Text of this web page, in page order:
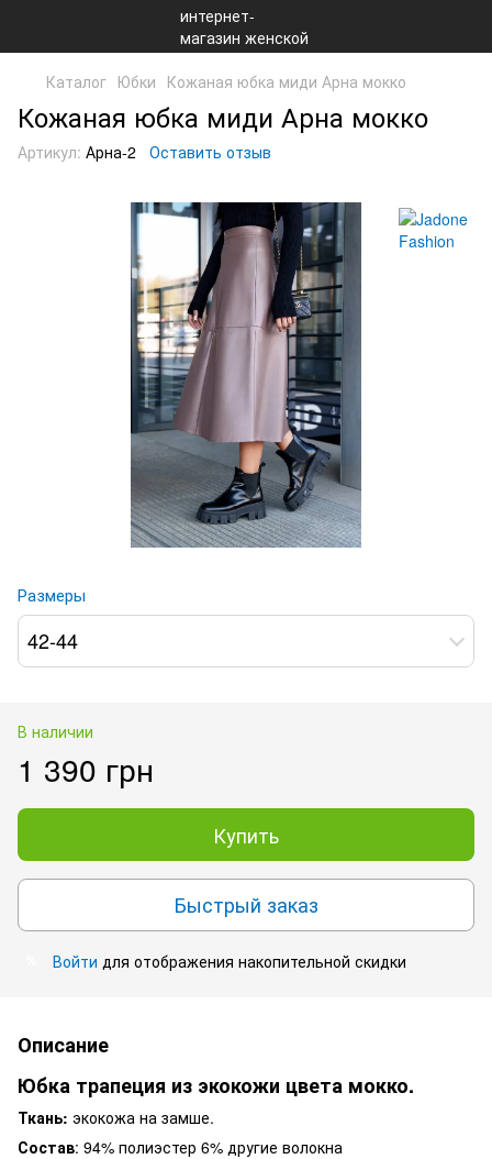
Каталог Юбки Кожаная юбка миди Арна мокко
Кожаная юбка миди Арна мокко
Артикул: Арна-2 Оставить отзыв
Размеры
42-44
В наличии
1 390 грн
Купить
Быстрый заказ
Войти для отображения накопительной скидки
Описание
Юбка трапеция из экокожи цвета мокко.
Ткань: экокожа на замше.
Состав: 94% полиэстер 6% другие волокна